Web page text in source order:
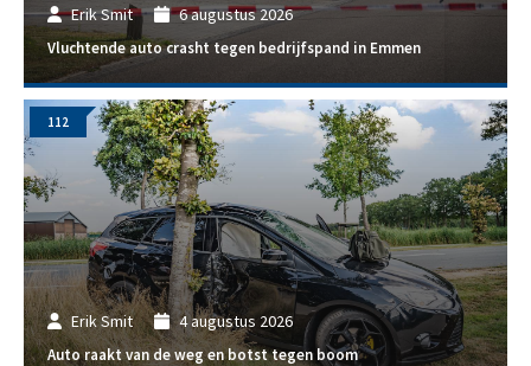
Erik Smit 6 augustus 2026
Vluchtende auto crasht tegen bedrijfspand in Emmen
Erik Smit 4 augustus 2026
Auto raakt van de weg en botst tegen boom
112